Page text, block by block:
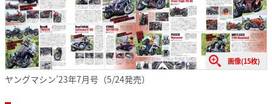
画像(15枚)
ヤングマシン’23年7月号（5/24発売）